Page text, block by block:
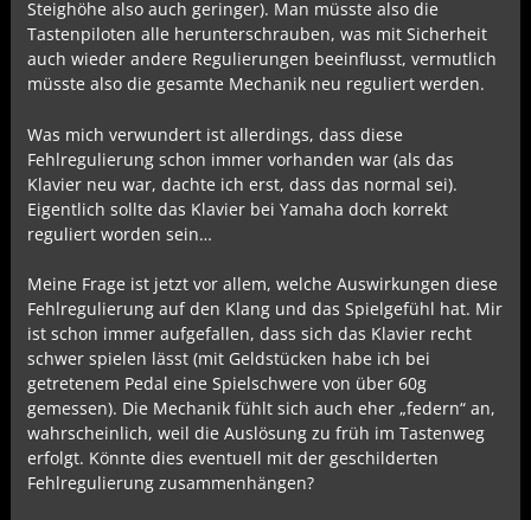
Steighöhe also auch geringer). Man müsste also die
Tastenpiloten alle herunterschrauben, was mit Sicherheit
auch wieder andere Regulierungen beeinflusst, vermutlich
müsste also die gesamte Mechanik neu reguliert werden.
Was mich verwundert ist allerdings, dass diese
Fehlregulierung schon immer vorhanden war (als das
Klavier neu war, dachte ich erst, dass das normal sei).
Eigentlich sollte das Klavier bei Yamaha doch korrekt
reguliert worden sein…
Meine Frage ist jetzt vor allem, welche Auswirkungen diese
Fehlregulierung auf den Klang und das Spielgefühl hat. Mir
ist schon immer aufgefallen, dass sich das Klavier recht
schwer spielen lässt (mit Geldstücken habe ich bei
getretenem Pedal eine Spielschwere von über 60g
gemessen). Die Mechanik fühlt sich auch eher „federn“ an,
wahrscheinlich, weil die Auslösung zu früh im Tastenweg
erfolgt. Könnte dies eventuell mit der geschilderten
Fehlregulierung zusammenhängen?